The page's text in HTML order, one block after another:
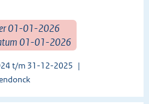
01-01-2026
01-01-2026
t/m 31-12-2025